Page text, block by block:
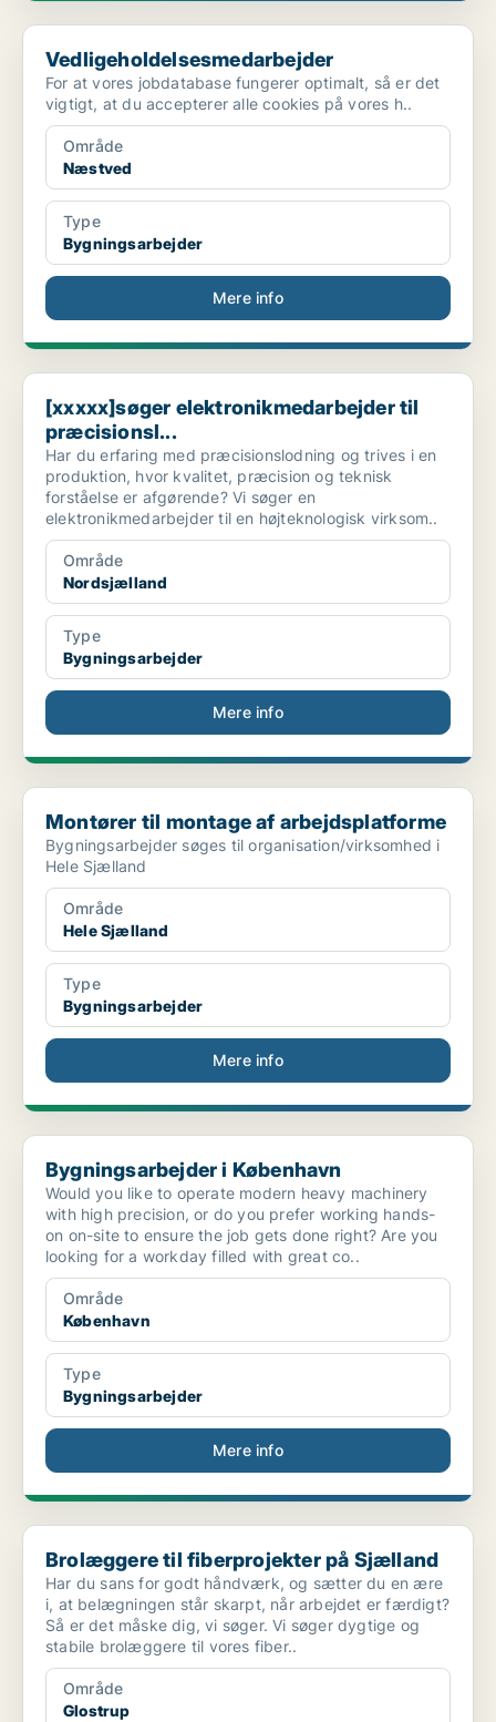
Vedligeholdelsesmedarbejder
Vedligeholdelsesmedarbejder
For at vores jobdatabase fungerer optimalt, så er det
vigtigt, at du accepterer alle cookies på vores h..
Område
Næstved
Type
Bygningsarbejder
Mere info
[xxxxx]søger elektronikmedarbejder til præcisionsl...
[xxxxx]søger elektronikmedarbejder til
præcisionsl...
Har du erfaring med præcisionslodning og trives i en
produktion, hvor kvalitet, præcision og teknisk
forståelse er afgørende? Vi søger en
elektronikmedarbejder til en højteknologisk virksom..
Område
Nordsjælland
Type
Bygningsarbejder
Mere info
Montører til montage af arbejdsplatforme
Montører til montage af arbejdsplatforme
Bygningsarbejder søges til organisation/virksomhed i
Hele Sjælland
Område
Hele Sjælland
Type
Bygningsarbejder
Mere info
Bygningsarbejder i København
Bygningsarbejder i København
Would you like to operate modern heavy machinery
with high precision, or do you prefer working hands-
on on-site to ensure the job gets done right? Are you
looking for a workday filled with great co..
Område
København
Type
Bygningsarbejder
Mere info
Brolæggere til fiberprojekter på Sjælland
Brolæggere til fiberprojekter på Sjælland
Har du sans for godt håndværk, og sætter du en ære
i, at belægningen står skarpt, når arbejdet er færdigt?
Så er det måske dig, vi søger. Vi søger dygtige og
stabile brolæggere til vores fiber..
Område
Glostrup